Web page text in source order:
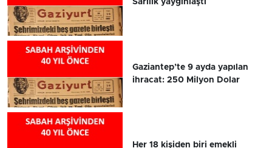
Sarılık yaygınlaştı
Gaziantep’te 9 ayda yapılan
ihracat: 250 Milyon Dolar
Her 18 kişiden biri emekli